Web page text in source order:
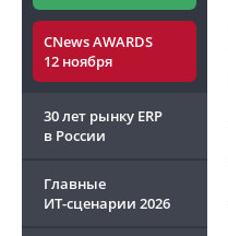
CNews AWARDS
12 ноября
30 лет рынку ERP
в России
Главные
ИТ-сценарии 2026